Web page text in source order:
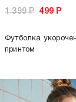
1 399Р 499 Р
Футболка
принтом